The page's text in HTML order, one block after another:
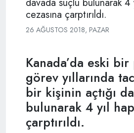
cezasına çarptırıldı.
26 AĞUSTOS 2018, PAZAR
Kanada’da eski
görev yıllarında
bir kişinin açtığı
bulunarak 4 yıl
çarptırıldı.